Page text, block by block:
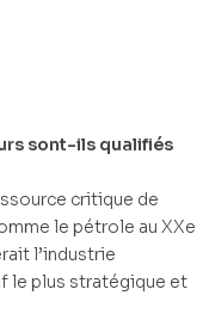
sont-ils qualifiés
critique de
le pétrole au XXe
l’industrie
le plus stratégique et